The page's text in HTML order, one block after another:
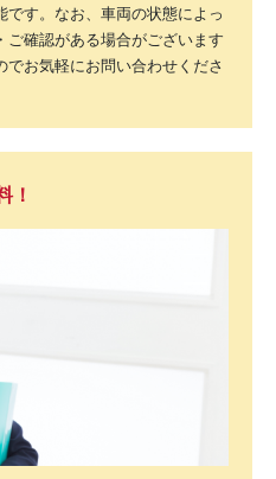
です。なお、車両の状態によっ
確認がある場合がございます
お気軽にお問い合わせくださ
！